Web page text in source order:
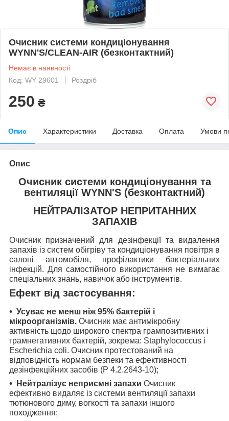
Очисник системи кондиціонування
WYNN'S/CLEAN-AIR (безконтактний)
Немає в наявності
Код: WY 29601
Роздріб
250 ₴
Опис Характеристики Доставка Оплата Умови
Опис
Очисник системи кондиціонування та
вентиляції WYNN'S (безконтактний)
НЕЙТРАЛІЗАТОР НЕПРИТАННИХ
ЗАПАХІВ
Очисник призначений для дезінфекції та видалення
запахів із систем обігріву та кондиціонування повітря в
салоні автомобіля, профілактики бактеріальних
інфекцій. Для самостійного використання не вимагає
спеціальних знань, навичок або інструментів.
Ефект від застосування:
Усуває не менш ніж 95% бактерій і
мікроорганізмів. Очисник має антимікробну
активність щодо широкого спектра грампозитивних і
грамнегативних бактерій, зокрема: Staphylococcus і
Escherichia coli. Очисник протестований на
відповідність нормам безпеки та ефективності
дезінфекційних засобів (P 4.2.2643-10);
Нейтралізує неприємні запахи Очисник
ефективно видаляє із системи вентиляції запахи
тютюнового диму, вогкості та запахи іншого
походження;